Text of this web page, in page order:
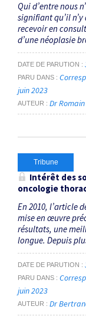
Qui d’entre nous
signifiant qu’il
recevoir en
d’une néoplasie
DATE DE PARUTION
PARU DANS
juin 2023
AUTEUR Dr Romain
Tribune
Intérêt des
oncologie
En 2010, l’article
mise en œuvre
résultats, une
longue. Depuis
DATE DE PARUTION
PARU DANS
juin 2023
AUTEUR Dr